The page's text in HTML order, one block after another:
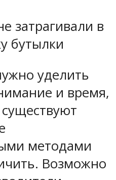
затрагивали в
бутылки
уделить
и время,
методами
Возможно